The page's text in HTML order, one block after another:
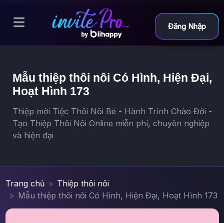
Đăng Nhập
Mẫu thiệp thôi nôi Có Hình, Hiện Đại,
Hoạt Hình 173
Thiệp mời Tiệc Thôi Nôi Bé - Hành Trình Chào Đời -
Tạo Thiệp Thôi Nôi Online miễn phí, chuyên nghiệp
và hiện đại
Trang chủ
Thiệp thôi nôi
Mẫu thiệp thôi nôi Có Hình, Hiện Đại, Hoạt Hình 173